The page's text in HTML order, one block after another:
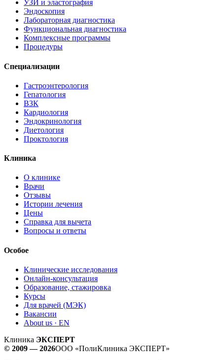
УЗИ и эластография
Эндоскопия
Лабораторная диагностика
Функциональная диагностика
Комплексные программы
Процедуры
Специализации
Гастроэнтерология
Гепатология
ВЗК
Кардиология
Эндокринология
Диетология
Проктология
Клиника
О клинике
Врачи
Отзывы
Истории лечения
Цены
Справка для вычета
Вопросы и ответы
Особое
Клинические исследования
Онлайн-консультация
Образование, стажировка
Курсы
Для врачей (МЭК)
Вакансии
About us · EN
Клиника ЭКСПЕРТ
© 2009 — 2026ООО «ПолиКлиника ЭКСПЕРТ»